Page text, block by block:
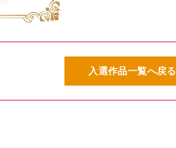
入選作品一覧へ戻る